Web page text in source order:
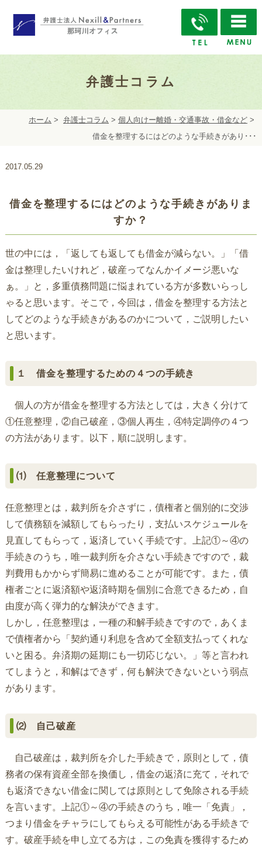
弁護士コラム
ホーム > 弁護士コラム >個人向けー離婚・交通事故・借金など >
借金を整理するにはどのような手続きがあり･･･
2017.05.29
借金を整理するにはどのような手続きがありま
すか？
世の中には，「返しても返しても借金が減らない。」「借
金は整理したいけれど，破産ってなんかイメージ悪いな
ぁ。」と，多重債務問題に悩まれている方が多数いらっし
ゃると思います。そこで，今回は，借金を整理する方法と
してどのような手続きがあるのかについて，ご説明したい
と思います。
１ 借金を整理するための４つの手続き
個人の方が借金を整理する方法としては，大きく分けて
①任意整理，②自己破産，③個人再生，④特定調停の４つ
の方法があります。以下，順に説明します。
⑴ 任意整理について
任意整理とは，裁判所を介さずに，債権者と個別的に交渉
して債務額を減額してもらったり，支払いスケジュールを
見直してもらって，返済していく手続です。上記①～④の
手続きのうち，唯一裁判所を介さない手続きですので，裁
判費用もかからず簡易に進めることが可能です。また，債
権者ごとに返済額や返済時期を個別に合意できるため，自
由度が高く弾力的な解決ができます。
しかし，任意整理は，一種の和解手続きですので，あくま
で債権者から「契約通り利息を含めて全額支払ってくれな
いと困る。弁済期の延期にも一切応じない。」等と言われ
てしまうと，和解はできず，何も解決できないという弱点
があります。
⑵ 自己破産
自己破産は，裁判所を介した手続きで，原則として，債
務者の保有資産全部を換価し，借金の返済に充て，それで
も返済できない借金に関しては原則として免除される手続
を言います。上記①～④の手続きのうち，唯一「免責」，
つまり借金をチャラにしてもらえる可能性がある手続きで
す。破産手続を申し立てる方は，この免責を獲得するため